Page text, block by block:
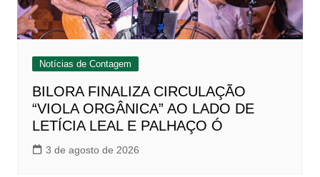
Notícias de Contagem
BILORA FINALIZA CIRCULAÇÃO
“VIOLA ORGÂNICA” AO LADO DE
LETÍCIA LEAL E PALHAÇO Ó
3 de agosto de 2026